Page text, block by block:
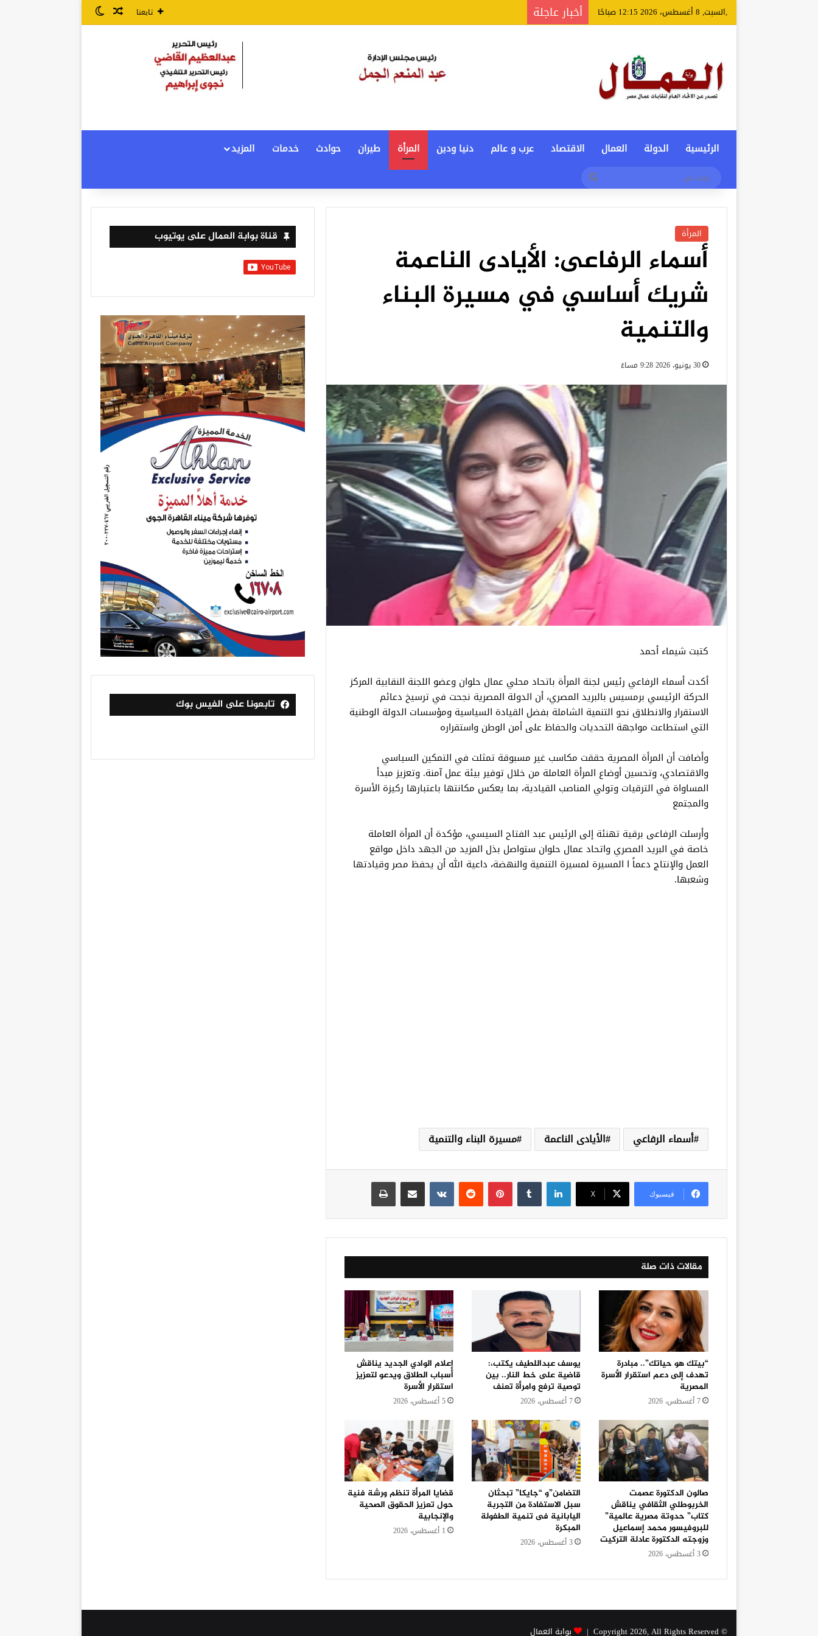
,السبت, 8 أغسطس، 2026 12:15 صباحًا أخبار عاجلة تابعنا مقال عشوائي
الوضع المظلم
الرئيسية الدولة العمال الاقتصاد عرب و عالم دنيا ودين المرأة طيران حوادث خدمات
المزيد
المرأة
أسماء الرفاعى: الأيادى الناعمة
شريك أساسي في مسيرة البناء
والتنمية
30 يونيو، 2026 9:28 مساءً
كتبت شيماء أحمد
أكدت أسماء الرفاعي رئيس لجنة المرأة باتحاد محلي عمال حلوان وعضو اللجنة النقابية المركز
الحركة الرئيسي برمسيس بالبريد المصري، أن الدولة المصرية نجحت في ترسيخ دعائم
الاستقرار والانطلاق نحو التنمية الشاملة بفضل القيادة السياسية ومؤسسات الدولة الوطنية
التي استطاعت مواجهة التحديات والحفاظ على أمن الوطن واستقراره
وأضافت أن المرأة المصرية حققت مكاسب غير مسبوقة تمثلت في التمكين السياسي
والاقتصادي، وتحسين أوضاع المرأة العاملة من خلال توفير بيئة عمل آمنة. وتعزيز مبدأ
المساواة في الترقيات وتولي المناصب القيادية، بما يعكس مكانتها باعتبارها ركيزة الأسرة
والمجتمع
وأرسلت الرفاعى برقية تهنئة إلى الرئيس عبد الفتاح السيسي، مؤكدة أن المرأة العاملة
خاصة في البريد المصري واتحاد عمال حلوان ستواصل بذل المزيد من الجهد داخل مواقع
العمل والإنتاج دعماً ا المسيرة لمسيرة التنمية والنهضة، داعية الله أن يحفظ مصر وقيادتها
وشعبها.
أسماء الرفاعي الأيادى الناعمة مسيرة البناء والتنمية
فيسبوك ‫X
لينكدإن بينتيريست
مقالات ذات صلة
“بيتك هو حياتك”.. مبادرة
تهدف إلى دعم استقرار الأسرة
المصرية
7 أغسطس، 2026
يوسف عبداللطيف يكتب،:
قاضية على خط النار.. بين
توصية ترفع وامرأة تعنف
7 أغسطس، 2026
إعلام الوادي الجديد يناقش
أسباب الطلاق ويدعو لتعزيز
استقرار الأسرة
5 أغسطس، 2026
صالون الدكتورة عصمت
الخربوطلي الثقافي يناقش
كتاب” حدوتة مصرية عالمية”
للبروفيسور محمد إسماعيل
وزوجته الدكتورة عادلة التركيت
3 أغسطس، 2026
التضامن”و “جايكا” تبحثان
سبل الاستفادة من التجربة
اليابانية فى تنمية الطفولة
المبكرة
3 أغسطس، 2026
قضايا المرأة تنظم ورشة فنية
حول تعزيز الحقوق الصحية
والإنجابية
1 أغسطس، 2026
قناة بوابة العمال على يوتيوب
تابعونا على الفيس بوك
© Copyright 2026, All Rights Reserved | بوابة العمال